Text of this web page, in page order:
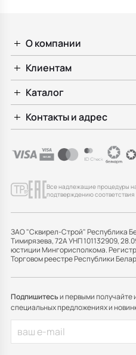
О компании
Клиентам
Каталог
Контакты и адрес
Все надлежащие процедуры
подтверждению
ЗАО "Сквирел-Строй" Республика
Тимирязева, 72А УНП 101132909,
юстиции Мингорисполкома.
Торговом реестре Республики
Подпишитесьи первыми
специальных предложениях и